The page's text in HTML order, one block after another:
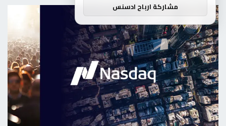
مشاركة ارباح ادسنس